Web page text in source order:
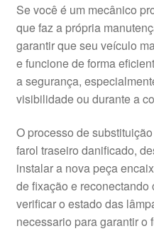
Se você é um mecânico
que faz a própria
garantir que seu veículo
e funcione de forma
a segurança,
visibilidade ou durante a
O processo de
farol traseiro danificado,
instalar a nova peça
de fixação e
verificar o estado das
necessario para garantir o